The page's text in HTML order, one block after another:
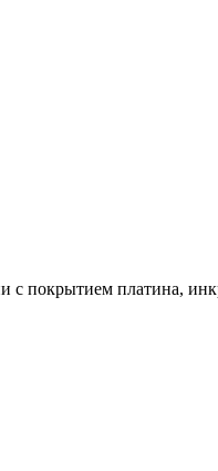
с покрытием платина,